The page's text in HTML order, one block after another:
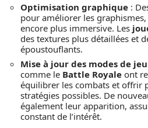
Optimisation graphique :
pour améliorer les graphismes,
encore plus immersive. Les
des textures plus détaillées et
époustouflants.
Mise à jour des modes de jeu
comme le Battle Royale ont
équilibrer les combats et offrir
stratégies possibles. De
également leur apparition,
constant de l’intérêt.